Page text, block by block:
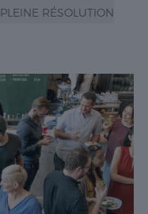
PLEINE RÉSOLUTION